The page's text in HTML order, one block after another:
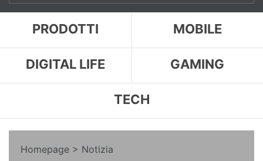
PRODOTTI MOBILE
DIGITAL LIFE GAMING
TECH
Homepage > Notizia